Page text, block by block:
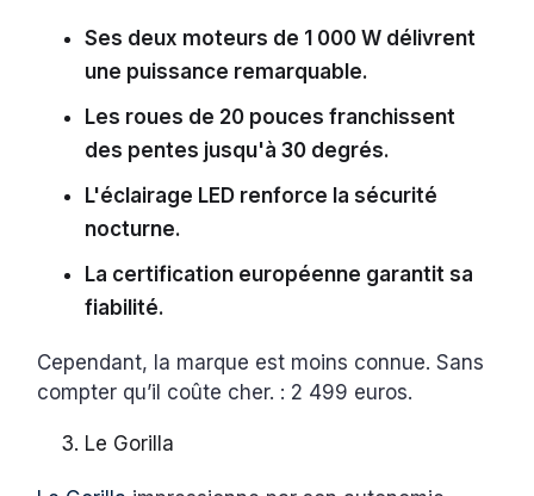
Ses deux moteurs de 1 000 W délivrent
une puissance remarquable.
Les roues de 20 pouces franchissent
des pentes jusqu'à 30 degrés.
L'éclairage LED renforce la sécurité
nocturne.
La certification européenne garantit sa
fiabilité.
Cependant, la marque est moins connue. Sans
compter qu’il coûte cher. : 2 499 euros.
Le Gorilla